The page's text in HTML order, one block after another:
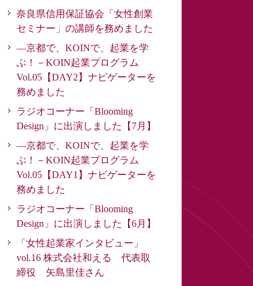
奈良県信用保証協会「女性創業
セミナー」の講師を務めました
―京都で、KOINで、起業を学
ぶ！－KOIN起業プログラム
Vol.05【DAY2】ナビゲーターを
務めました
ラジオコーナー「Blooming
Design」に出演しました【7月】
―京都で、KOINで、起業を学
ぶ！－KOIN起業プログラム
Vol.05【DAY1】ナビゲーターを
務めました
ラジオコーナー「Blooming
Design」に出演しました【6月】
「女性起業家インタビュー」
vol.16 株式会社和える 代表取
締役 矢島里佳さん